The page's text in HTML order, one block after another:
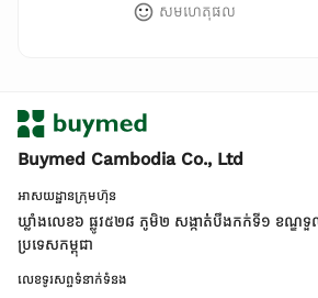
សមហេតុផល
Buymed Cambodia Co., Ltd
អាសយដ្ឋានក្រុមហ៊ុន
ឃ្លាំងលេខ៦ ផ្លូវ៥២៨ ភូមិ២ សង្កាត់់បឹងកក់ទី១ ខណ្ឌទួ
ប្រទេសកម្ពុជា
លេខទូរសព្ទទំនាក់ទំនង